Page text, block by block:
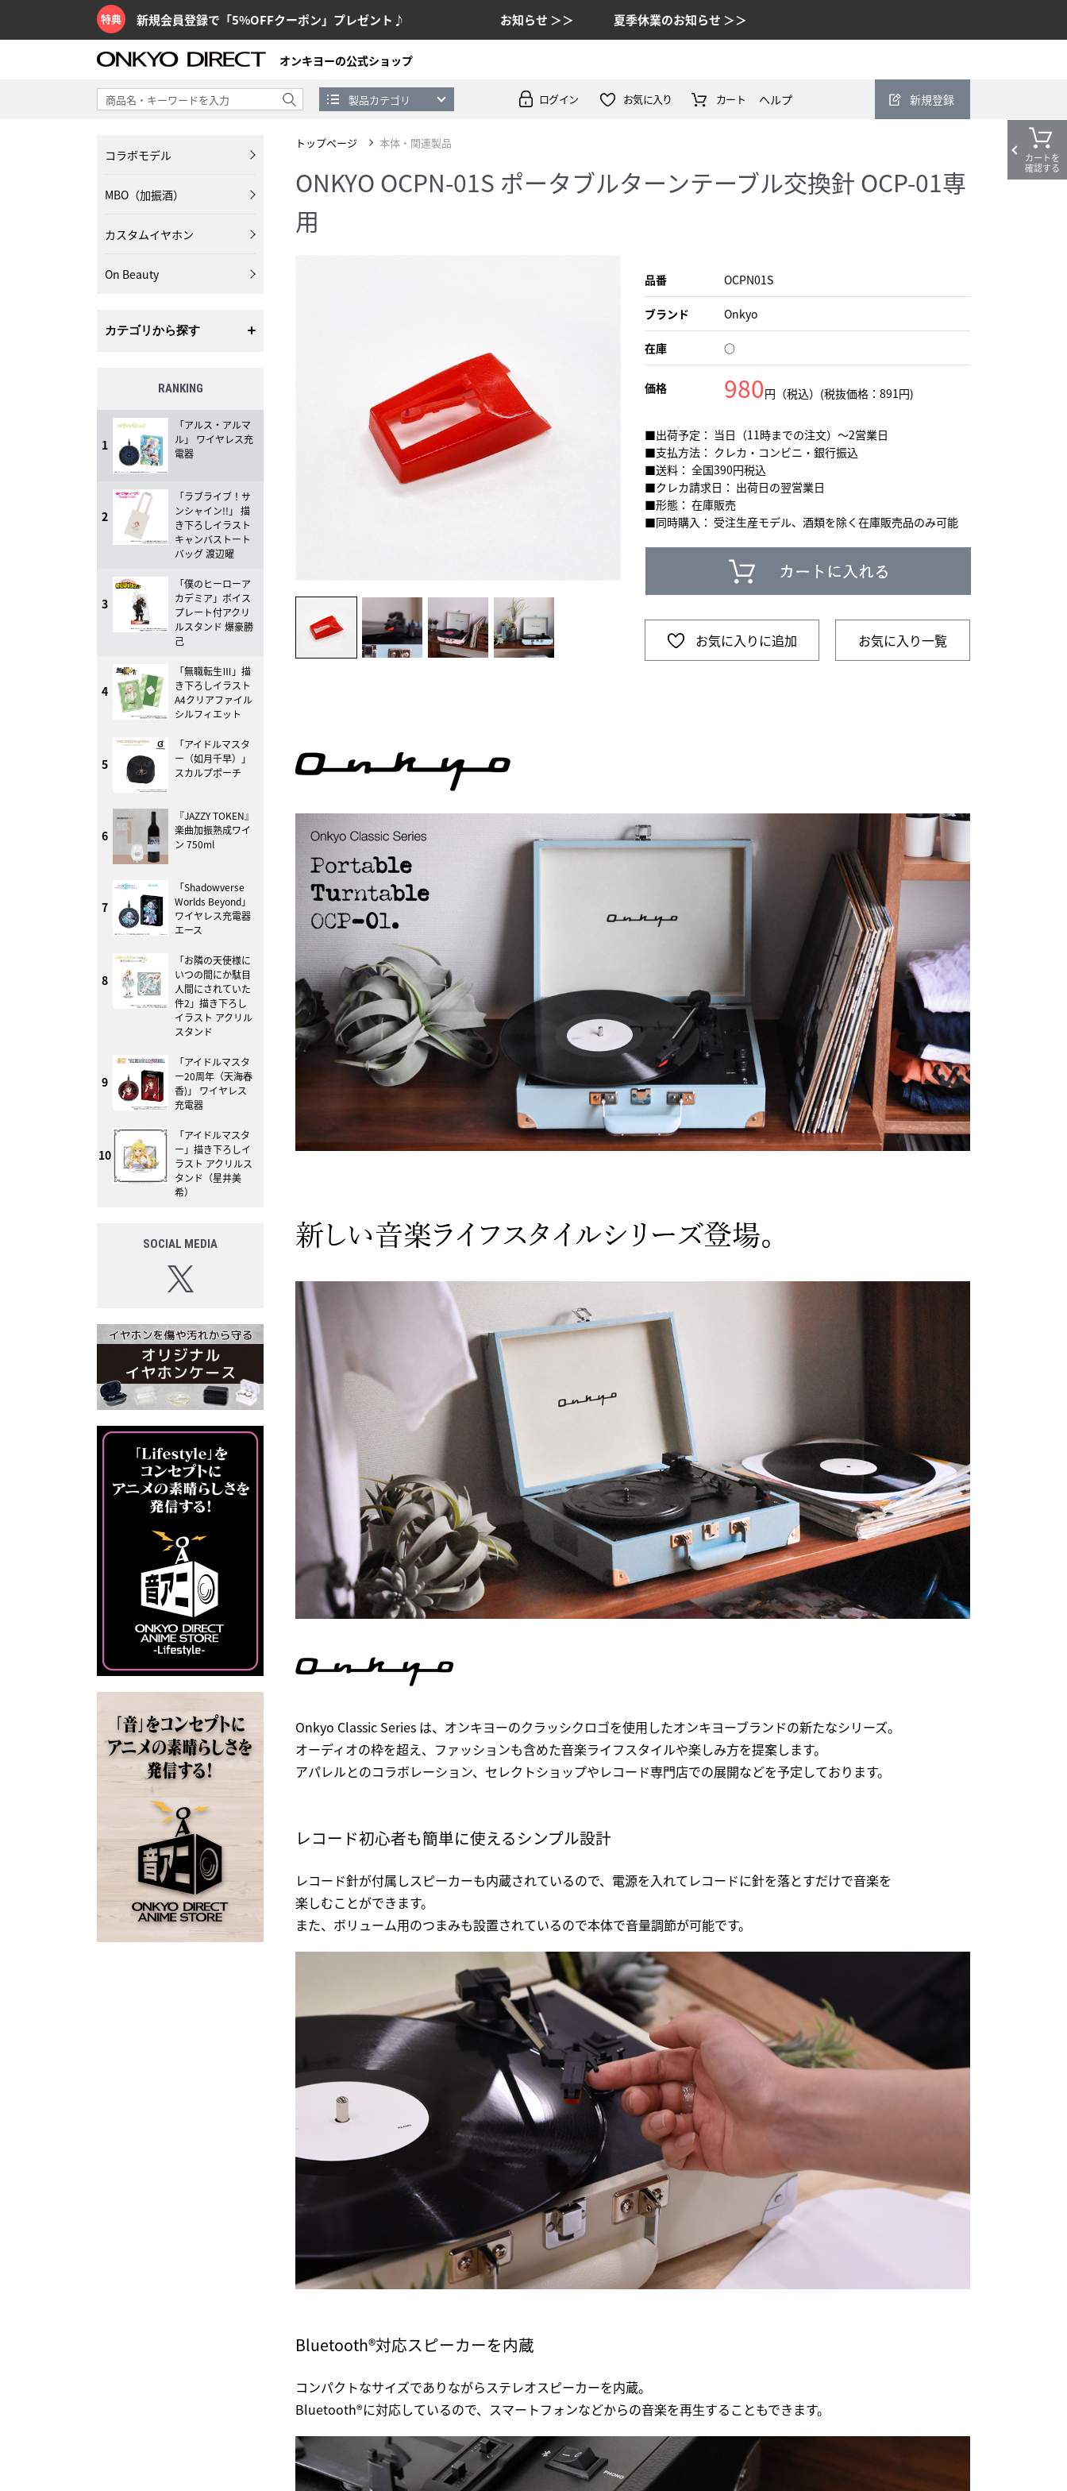
特典 新規会員登録で「5%OFFクーポン」プレゼント♪ お知らせ ＞＞ 夏季休業のお知らせ ＞＞
オンキヨーの公式ショップ
製品カテゴリ ログイン お気に入り カート ヘルプ 新規登録
トップページ 本体・関連製品
ONKYO OCPN-01S ポータブルターンテーブル交換針 OCP-01専
用
品番 OCPN01S
ブランド Onkyo
在庫 ○
価格 980円（税込）(税抜価格：891円)
■出荷予定： 当日（11時までの注文）～2営業日
■支払方法： クレカ・コンビニ・銀行振込
■送料： 全国390円税込
■クレカ請求日： 出荷日の翌営業日
■形態： 在庫販売
■同時購入： 受注生産モデル、酒類を除く在庫販売品のみ可能
お気に入りに追加 お気に入り一覧
Onkyo Classic Series は、オンキヨーのクラッシクロゴを使用したオンキヨーブランドの新たなシリーズ。
オーディオの枠を超え、ファッションも含めた音楽ライフスタイルや楽しみ方を提案します。
アパレルとのコラボレーション、セレクトショップやレコード専門店での展開などを予定しております。
レコード初心者も簡単に使えるシンプル設計
レコード針が付属しスピーカーも内蔵されているので、電源を入れてレコードに針を落とすだけで音楽を
楽しむことができます。
また、ボリューム用のつまみも設置されているので本体で音量調節が可能です。
Bluetooth®対応スピーカーを内蔵
コンパクトなサイズでありながらステレオスピーカーを内蔵。
Bluetooth®に対応しているので、スマートフォンなどからの音楽を再生することもできます。
コラボモデル
MBO（加振酒）
カスタムイヤホン
On Beauty
カテゴリから探す
RANKING
1
「アルス・アルマ
ル」 ワイヤレス充
電器
2
「ラブライブ！サ
ンシャイン!!」 描
き下ろしイラスト
キャンバストート
バッグ 渡辺曜
3
「僕のヒーローア
カデミア」ボイス
プレート付アクリ
ルスタンド 爆豪勝
己
4
「無職転生Ⅲ」描
き下ろしイラスト
A4クリアファイル
シルフィエット
5
「アイドルマスタ
ー（如月千早）」
スカルプポーチ
6
『JAZZY TOKEN』
楽曲加振熟成ワイ
ン 750ml
7
「Shadowverse
Worlds Beyond」
ワイヤレス充電器
エース
8
「お隣の天使様に
いつの間にか駄目
人間にされていた
件2」描き下ろし
イラスト アクリル
スタンド
9
「アイドルマスタ
ー20周年（天海春
香)」 ワイヤレス
充電器
10
「アイドルマスタ
ー」描き下ろしイ
ラスト アクリルス
タンド（星井美
希）
SOCIAL MEDIA
カートを
確認する